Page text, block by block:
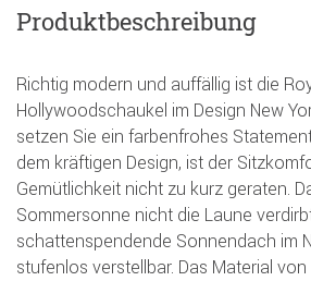
Produktbeschreibung
Richtig modern und auffällig ist die
Hollywoodschaukel im Design New
setzen Sie ein farbenfrohes
dem kräftigen Design, ist der
Gemütlichkeit nicht zu kurz geraten.
Sommersonne nicht die Laune
schattenspendende Sonnendach im
stufenlos verstellbar. Das Material